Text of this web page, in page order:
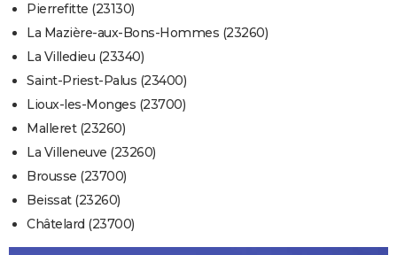
Pierrefitte (23130)
La Mazière-aux-Bons-Hommes (23260)
La Villedieu (23340)
Saint-Priest-Palus (23400)
Lioux-les-Monges (23700)
Malleret (23260)
La Villeneuve (23260)
Brousse (23700)
Beissat (23260)
Châtelard (23700)